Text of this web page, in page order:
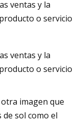
ventas y la
o servicio
ventas y la
o servicio
imagen que
sol como el